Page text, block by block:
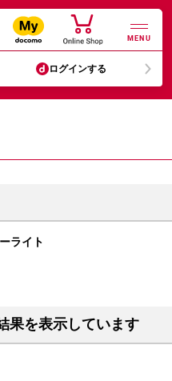
MENU
ログインする
ライト
果を表示しています